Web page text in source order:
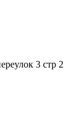
3 стр 2